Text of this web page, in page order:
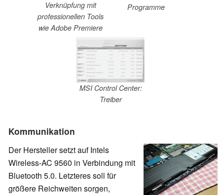
Verknüpfung mit
professionellen Tools
wie Adobe Premiere
Programme
MSI Control Center:
Treiber
Kommunikation
Der Hersteller setzt auf Intels
Wireless-AC 9560 in Verbindung mit
Bluetooth 5.0. Letzteres soll für
größere Reichweiten sorgen,